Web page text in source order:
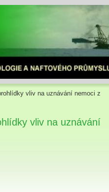
vliv na uznávání nemoci z
vliv na uznávání